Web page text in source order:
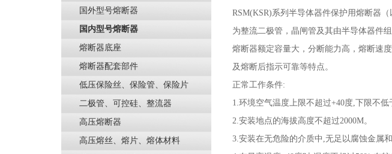
国外型号熔断器
国内型号熔断器
熔断器底座
熔断器配套部件
低压保险丝、保险管、保险片
二极管、可控硅、整流器
高压熔断器
高压熔丝、熔片、熔体材料
RSM(KSR)系列半导体器件保护用熔断器
为整流二极管，晶闸管及其由半导体器件
熔断器额定容量大，分断能力高，熔断速
及熔断后指示可靠等特点。
正常工作条件:
1.环境空气温度上限不超过+40度,下限不低
2.安装地点的海拔高度不超过2000M。
3.安装在无危险的介质中 ,无足以腐蚀金属